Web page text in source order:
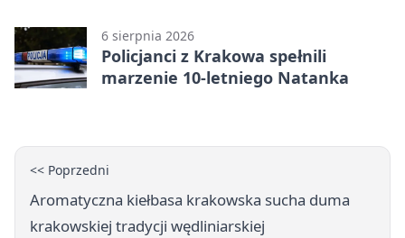
6 sierpnia 2026
Policjanci z Krakowa spełnili
marzenie 10-letniego Natanka
<< Poprzedni
Aromatyczna kiełbasa krakowska sucha duma
krakowskiej tradycji wędliniarskiej